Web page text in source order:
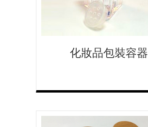
化妝品包裝容器